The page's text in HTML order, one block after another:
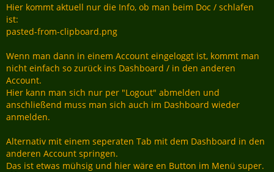
Hier kommt aktuell nur die Info, ob man beim Doc / schlafen
ist:
pasted-from-clipboard.png
Wenn man dann in einem Account eingeloggt ist, kommt man
nicht einfach so zurück ins Dashboard / in den anderen
Account.
Hier kann man sich nur per "Logout" abmelden und
anschließend muss man sich auch im Dashboard wieder
anmelden.
Alternativ mit einem seperaten Tab mit dem Dashboard in den
anderen Account springen.
Das ist etwas mühsig und hier wäre en Button im Menü super.